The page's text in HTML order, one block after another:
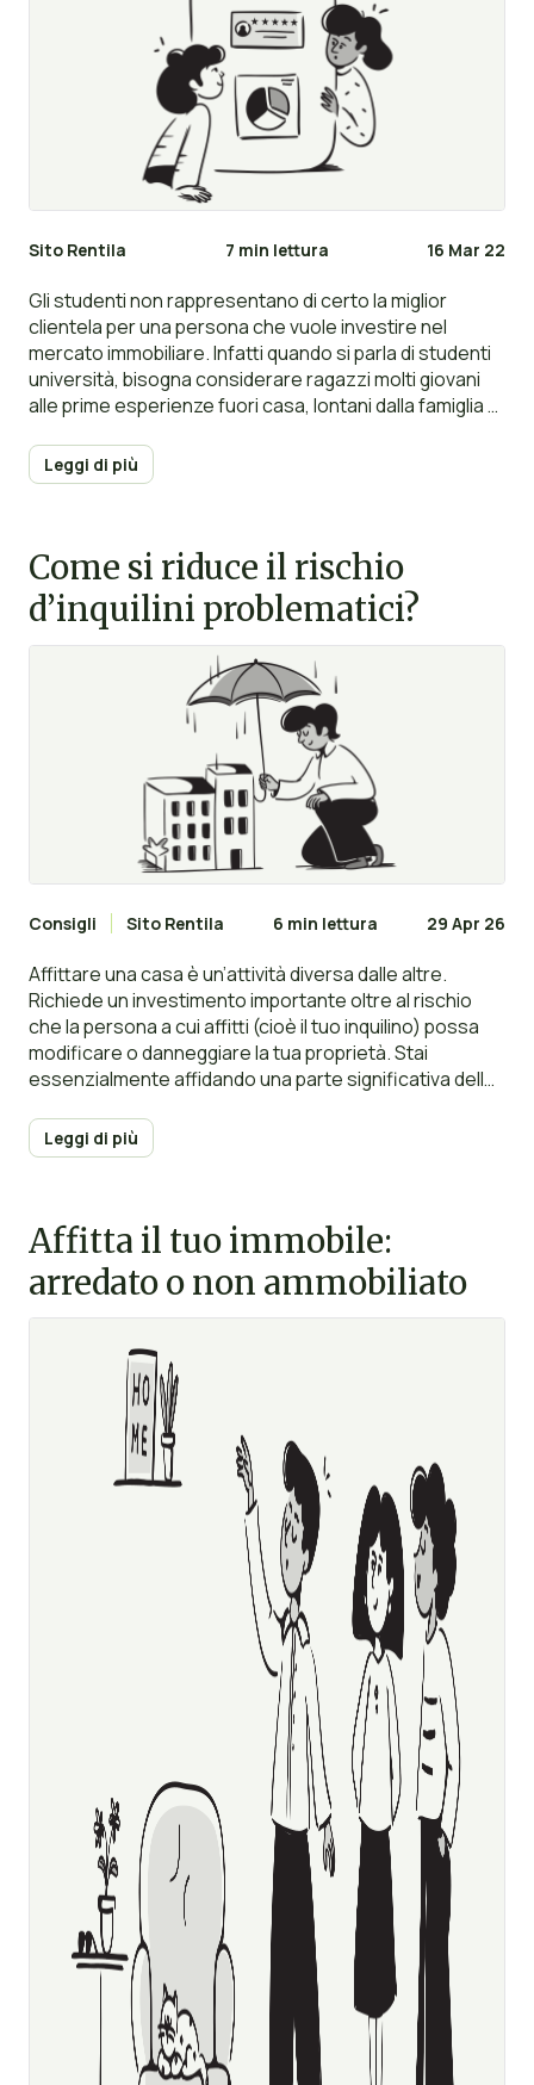
Sito Rentila 7 min lettura 16 Mar 22
Gli studenti non rappresentano di certo la miglior
clientela per una persona che vuole investire nel
mercato immobiliare. Infatti quando si parla di studenti
università, bisogna considerare ragazzi molti giovani
alle prime esperienze fuori casa, lontani dalla famiglia e
dovresti affittare il tuo alloggio a dei giovani ragazzi
universitari? Questa è la domanda da un milione di
Leggi di più
Come si riduce il rischio
d’inquilini problematici?
Consigli Sito Rentila 6 min lettura 29 Apr 26
Affittare una casa è un’attività diversa dalle altre.
Richiede un investimento importante oltre al rischio
che la persona a cui affitti (cioè il tuo inquilino) possa
modificare o danneggiare la tua proprietà. Stai
essenzialmente affidando una parte significativa delle
problematico può distruggere il tuo patrimonio.
Affittare a un inquilino problematico può causarti
per evitarlo. Come esattamente?
Leggi di più
Affitta il tuo immobile:
arredato o non ammobiliato